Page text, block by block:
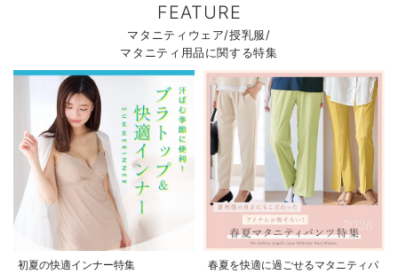
FEATURE
マタニティウェア/授乳服/
マタニティ用品に関する特集
初夏の快適インナー特集
春夏を快適に過ごせるマタニティパ